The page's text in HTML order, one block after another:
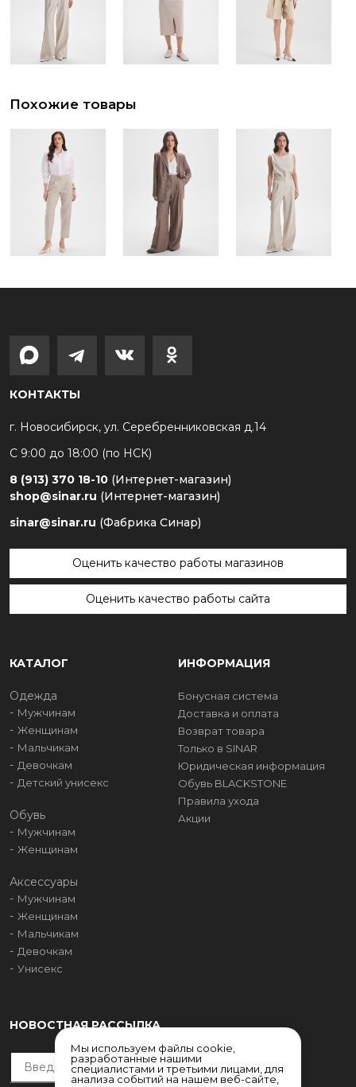
Похожие товары
КОНТАКТЫ
г. Новосибирск, ул. Серебренниковская д.14
С 9:00 до 18:00 (по НСК)
8 (913) 370 18-10 (Интернет-магазин)
shop@sinar.ru (Интернет-магазин)
sinar@sinar.ru (Фабрика Синар)
Оценить качество работы магазинов
Оценить качество работы сайта
КАТАЛОГ
Одежда
Мужчинам
Женщинам
Мальчикам
Девочкам
Детский унисекс
Обувь
Мужчинам
Женщинам
Аксессуары
Мужчинам
Женщинам
Мальчикам
Девочкам
Унисекс
ИНФОРМАЦИЯ
Бонусная система
Доставка и оплата
Возврат товара
Только в SINAR
Юридическая информация
Обувь BLACKSTONE
Правила ухода
Акции
НОВОСТНАЯ РАССЫЛКА
Мы используем файлы cookie,
разработанные нашими
специалистами и третьими лицами, для
анализа событий на нашем веб-сайте,